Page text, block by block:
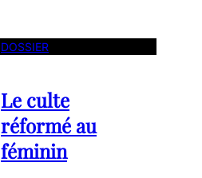
DOSSIER
Le culte
réformé au
féminin